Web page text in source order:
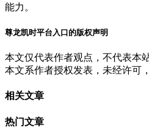
能力。
尊龙凯时平台入口的版权声明
本文仅代表作者观点，不代表本
本文系作者授权发表，未经许可
相关文章
热门文章